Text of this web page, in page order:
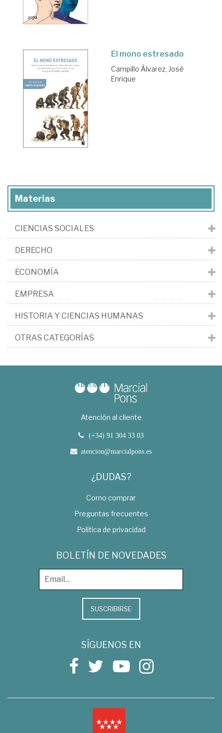
El mono estresado
Campillo Álvarez, José
Enrique
Materias
CIENCIAS SOCIALES
DERECHO
ECONOMÍA
EMPRESA
HISTORIA Y CIENCIAS HUMANAS
OTRAS CATEGORÍAS
Atención al cliente
(+34) 91 304 33 03
atencion@marcialpons.es
¿DUDAS?
Como comprar
Preguntas frecuentes
Política de privacidad
BOLETÍN DE NOVEDADES
SUSCRIBIRSE
SÍGUENOS EN